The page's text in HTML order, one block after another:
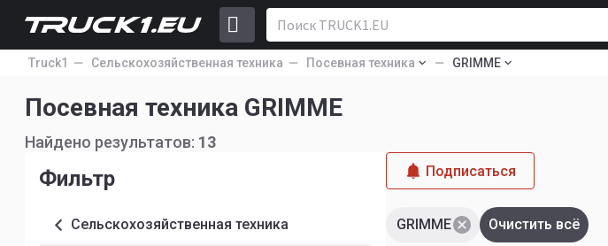
Truck1 Сельскохозяйственная техника Посевная техника GRIMME
Посевная техника GRIMME
Найдено результатов: 13
Фильтр
Сельскохозяйственная техника
Подписаться
GRIMME Очистить всё